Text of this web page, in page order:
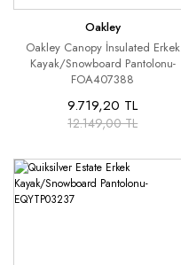
Oakley
Oakley Canopy İnsulated Erkek
Kayak/Snowboard Pantolonu-
FOA407388
9.719,20 TL
12.149,00 TL